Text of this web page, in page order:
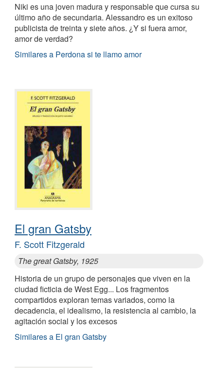
Niki es una joven madura y responsable que cursa su
último año de secundaria. Alessandro es un exitoso
publicista de treinta y siete años. ¿Y si fuera amor,
amor de verdad?
Similares a Perdona si te llamo amor
El gran Gatsby
F. Scott Fitzgerald
The great Gatsby, 1925
Historia de un grupo de personajes que viven en la
ciudad ficticia de West Egg... Los fragmentos
compartidos exploran temas variados, como la
decadencia, el idealismo, la resistencia al cambio, la
agitación social y los excesos
Similares a El gran Gatsby